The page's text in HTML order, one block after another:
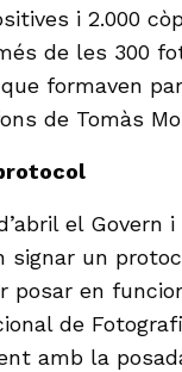
i 2.000
de les 300
formaven
de Tomàs
el Govern
signar un
posar en
de
amb la